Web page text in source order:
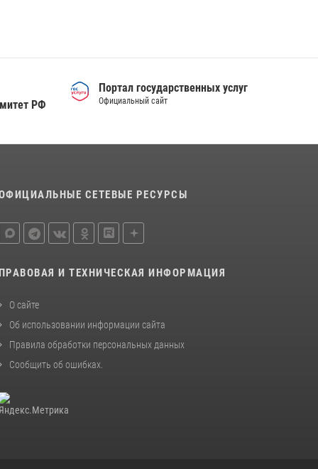
РФ
Портал государственных услуг
Официальный сайт
СЕТЕВЫЕ РЕСУРСЫ
ПРАВОВАЯ И ТЕХНИЧЕСКАЯ ИНФОРМАЦИЯ
О сайте
Об использовании информации сайта
Правила обработки персональных данных
Сообщить об ошибках.